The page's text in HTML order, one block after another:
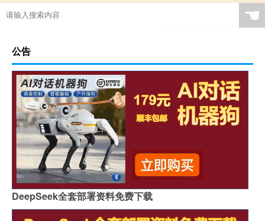
☚
公告
DeepSeek全套部署资料免费下载